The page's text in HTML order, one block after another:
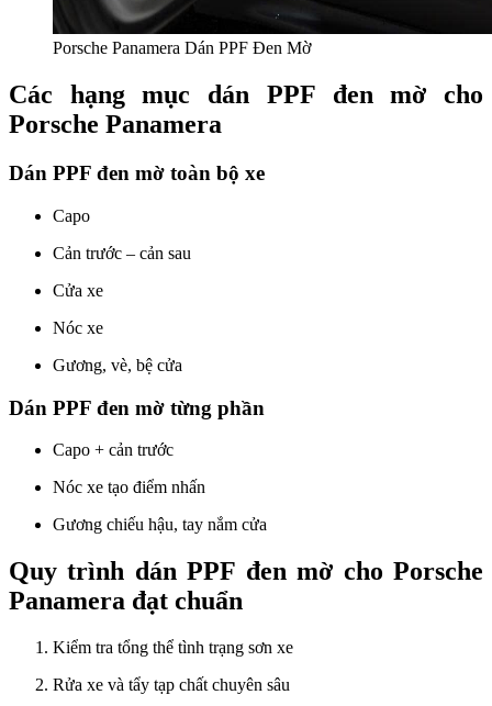
Porsche Panamera Dán PPF Đen Mờ
Các hạng mục dán PPF đen mờ cho
Porsche Panamera
Dán PPF đen mờ toàn bộ xe
Capo
Cản trước – cản sau
Cửa xe
Nóc xe
Gương, vè, bệ cửa
Dán PPF đen mờ từng phần
Capo + cản trước
Nóc xe tạo điểm nhấn
Gương chiếu hậu, tay nắm cửa
Quy trình dán PPF đen mờ cho Porsche
Panamera đạt chuẩn
Kiểm tra tổng thể tình trạng sơn xe
Rửa xe và tẩy tạp chất chuyên sâu